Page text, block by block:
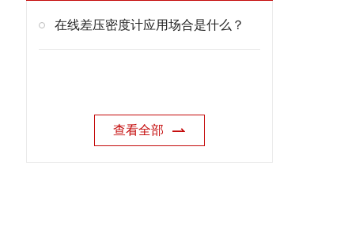
在线差压密度计应用场合是什么？
查看全部